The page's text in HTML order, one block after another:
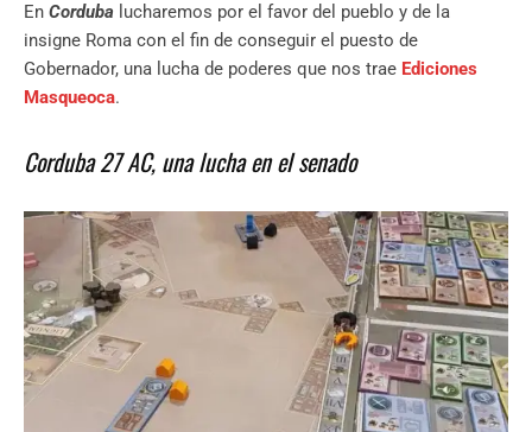
En Corduba lucharemos por el favor del pueblo y de la
insigne Roma con el fin de conseguir el puesto de
Gobernador, una lucha de poderes que nos trae Ediciones
Masqueoca.
Corduba 27 AC, una lucha en el senado